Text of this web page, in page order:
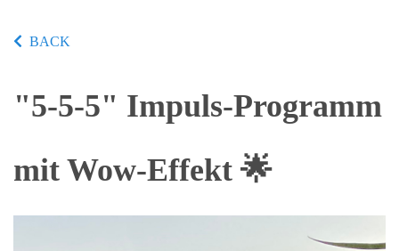
BACK
"5-5-5" Impuls-Programm
mit Wow-Effekt 🌟